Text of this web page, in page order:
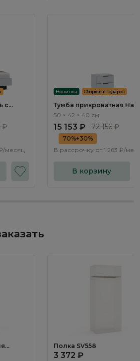
с
₽
месяц
Новинка Сборка в подарок
Тумба прикроватная
/ Napoli NP001.1
50 × 42 × 40 см
15 153 ₽ 72 156 ₽
70%+30%
В рассрочку от 1 263 ₽/
В корзину
Полка SV558
3 372 ₽